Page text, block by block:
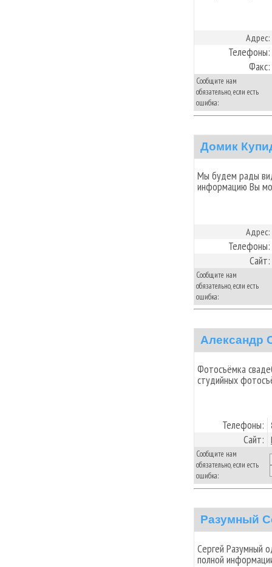
Адрес:
Телефоны:
Факс:
Сообщите нам
обязательно, если есть
ошибка:
Домик
Мы будем рады
информацию Вы
Адрес:
Телефоны:
Сайт:
Сообщите нам
обязательно, если есть
ошибка:
Александр
Фотосъёмка
студийных
Телефоны:
Сайт:
Сообщите нам
обязательно, если есть
ошибка:
Разумный
Сергей Разумный
полной